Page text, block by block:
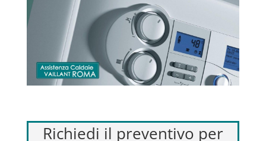
Richiedi il preventivo per